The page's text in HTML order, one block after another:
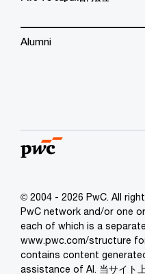
Alumni
© 2004 - 2026 PwC. All
PwC network and/or one
each of which is a
www.pwc.com/structure
contains content
assistance of AI. 当サイト